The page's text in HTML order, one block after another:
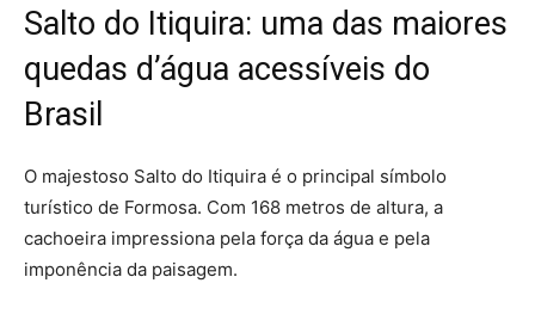
Salto do Itiquira: uma das maiores
quedas d’água acessíveis do
Brasil
O majestoso Salto do Itiquira é o principal símbolo
turístico de Formosa. Com 168 metros de altura, a
cachoeira impressiona pela força da água e pela
imponência da paisagem.